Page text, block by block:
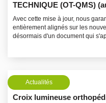
TECHNIQUE (OT-QMS)
Avec cette mise à jour, nous
entièrement alignés sur les
désormais d'un document qui
Actualités
Croix lumineuse